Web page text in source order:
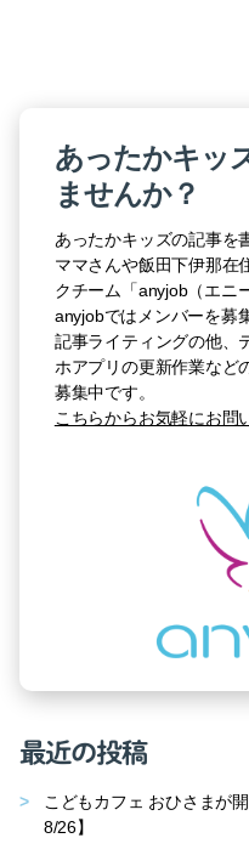
あったかキッ
ませんか？
あったかキッズの記事を
ママさんや飯田下伊那在
クチーム「anyjob（エニ
anyjobではメンバーを募
記事ライティングの他、
ホアプリの更新作業など
募集中です。
こちらからお気軽にお問
最近の投稿
こどもカフェ おひさまが
8/26】